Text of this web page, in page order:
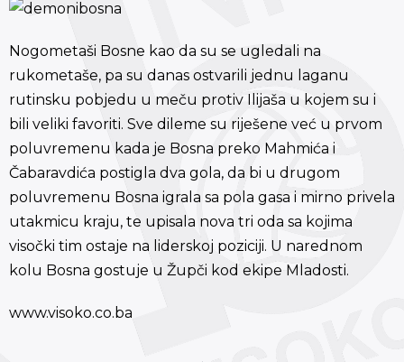
Nogometaši Bosne kao da su se ugledali na
rukometaše, pa su danas ostvarili jednu laganu
rutinsku pobjedu u meču protiv Ilijaša u kojem su i
bili veliki favoriti. Sve dileme su riješene već u prvom
poluvremenu kada je Bosna preko Mahmića i
Čabaravdića postigla dva gola, da bi u drugom
poluvremenu Bosna igrala sa pola gasa i mirno privela
utakmicu kraju, te upisala nova tri oda sa kojima
visočki tim ostaje na liderskoj poziciji. U narednom
kolu Bosna gostuje u Župči kod ekipe Mladosti.
www.visoko.co.ba